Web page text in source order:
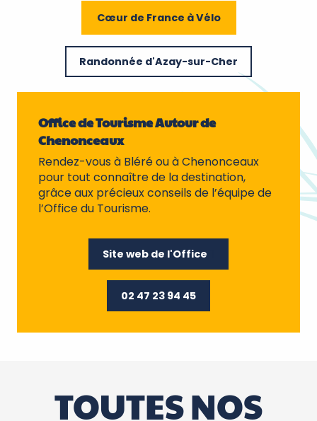
Cœur de France à Vélo
Randonnée d'Azay-sur-Cher
Office de Tourisme Autour de
Chenonceaux
Rendez-vous à Bléré ou à Chenonceaux
pour tout connaître de la destination,
grâce aux précieux conseils de l’équipe de
l’Office du Tourisme.
Site web de l'Office
02 47 23 94 45
TOUTES NOS